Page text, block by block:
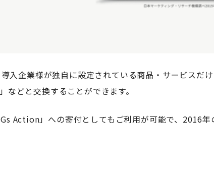
入企業様が独自に設定されている商品・サービスだ
どと交換することができます。
Action」への寄付としてもご利用が可能で、2016